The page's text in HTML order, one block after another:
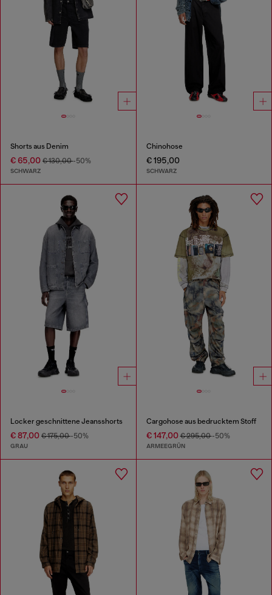
Shorts aus Denim
€ 65,00 € 130,00-50%
SCHWARZ
Chinohose
€ 195,00
SCHWARZ
Locker geschnittene Jeansshorts
€ 87,00 € 175,00-50%
GRAU
Cargohose aus bedrucktem Stoff
€ 147,00€ 295,00-50%
ARMEEGRÜN